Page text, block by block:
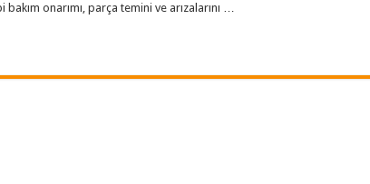
onarımı, parça temini ve arızalarını …